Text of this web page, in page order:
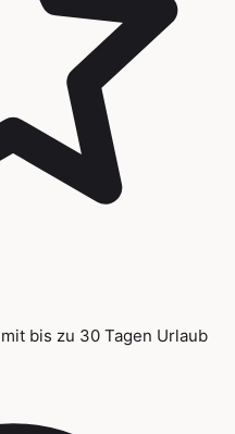
bis zu 30 Tagen Urlaub